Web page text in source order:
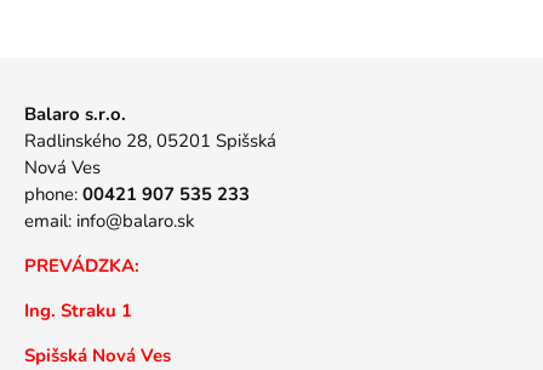
Balaro s.r.o.
Radlinského 28, 05201 Spišská
Nová Ves
phone: 00421 907 535 233
email: info@balaro.sk
PREVÁDZKA:
Ing. Straku 1
Spišská Nová Ves